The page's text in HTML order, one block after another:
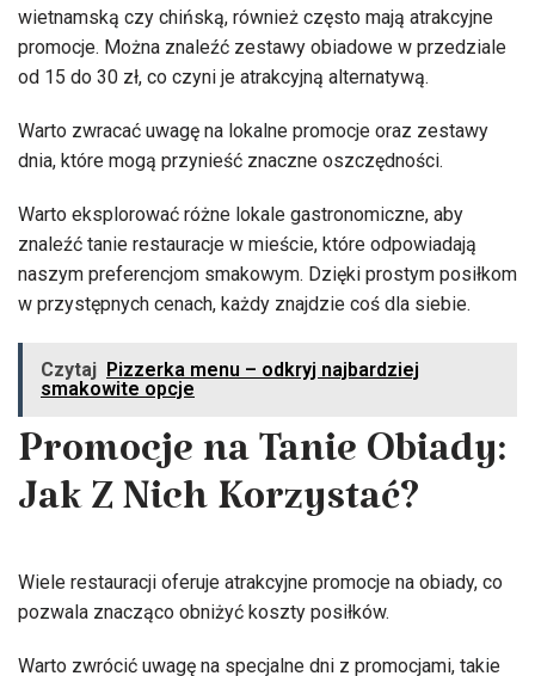
wietnamską czy chińską, również często mają atrakcyjne
promocje. Można znaleźć zestawy obiadowe w przedziale
od 15 do 30 zł, co czyni je atrakcyjną alternatywą.
Warto zwracać uwagę na lokalne promocje oraz zestawy
dnia, które mogą przynieść znaczne oszczędności.
Warto eksplorować różne lokale gastronomiczne, aby
znaleźć tanie restauracje w mieście, które odpowiadają
naszym preferencjom smakowym. Dzięki prostym posiłkom
w przystępnych cenach, każdy znajdzie coś dla siebie.
Czytaj Pizzerka menu – odkryj najbardziej
smakowite opcje
Promocje na Tanie Obiady:
Jak Z Nich Korzystać?
Wiele restauracji oferuje atrakcyjne promocje na obiady, co
pozwala znacząco obniżyć koszty posiłków.
Warto zwrócić uwagę na specjalne dni z promocjami, takie